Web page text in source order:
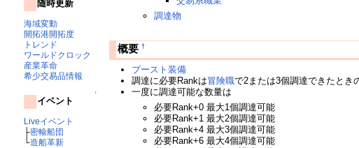
随時更新
海域変動
開拓港開拓度
トレンド
ワールドクロック
産業革命
希少交易品情報
↑
イベント
Liveイベント
├密輸船団
└造船革新
調達物
概要 †
ブースト装備
調達に必要Rankは冒険職で2または3個調達できたとき
一度に調達可能な数量は
必要Rank+0 最大1個調達可能
必要Rank+1 最大2個調達可能
必要Rank+4 最大3個調達可能
必要Rank+6 最大4個調達可能